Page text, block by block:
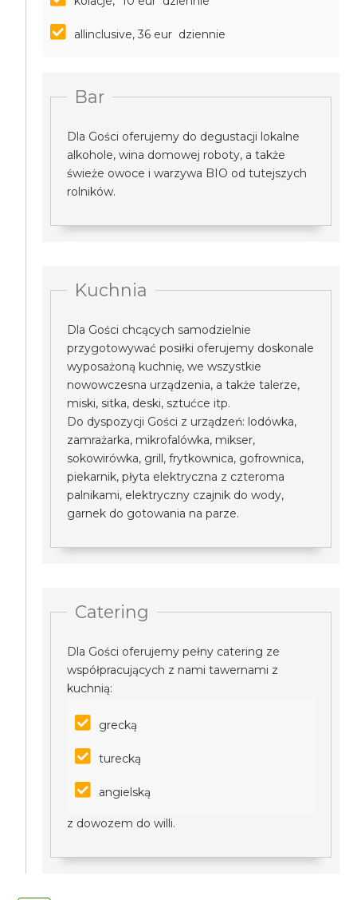
allinclusive, 36 eur dziennie
Bar
Dla Gości oferujemy do degustacji lokalne
alkohole, wina domowej roboty, a także
świeże owoce i warzywa BIO od tutejszych
rolników.
Kuchnia
Dla Gości chcących samodzielnie
przygotowywać posiłki oferujemy doskonale
wyposażoną kuchnię, we wszystkie
nowowczesna urządzenia, a także talerze,
miski, sitka, deski, sztućce itp.
Do dyspozycji Gości z urządzeń: lodówka,
zamrażarka, mikrofalówka, mikser,
sokowirówka, grill, frytkownica, gofrownica,
piekarnik, płyta elektryczna z czteroma
palnikami, elektryczny czajnik do wody,
garnek do gotowania na parze.
Catering
Dla Gości oferujemy pełny catering ze
współpracujących z nami tawernami z
kuchnią:
grecką
turecką
angielską
z dowozem do willi.